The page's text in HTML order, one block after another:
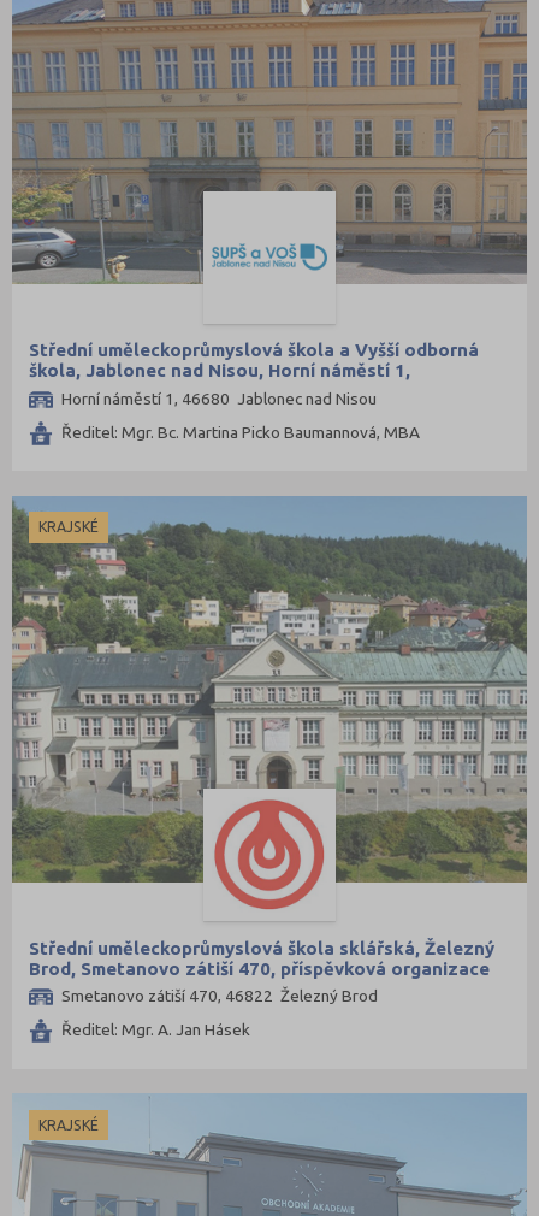
Střední uměleckoprůmyslová škola a Vyšší odborná
škola, Jablonec nad Nisou, Horní náměstí 1,
příspěvková organizace
Horní náměstí 1, 46680 Jablonec nad Nisou
Ředitel: Mgr. Bc. Martina Picko Baumannová, MBA
KRAJSKÉ
Střední uměleckoprůmyslová škola sklářská, Železný
Brod, Smetanovo zátiší 470, příspěvková organizace
Smetanovo zátiší 470, 46822 Železný Brod
Ředitel: Mgr. A. Jan Hásek
KRAJSKÉ